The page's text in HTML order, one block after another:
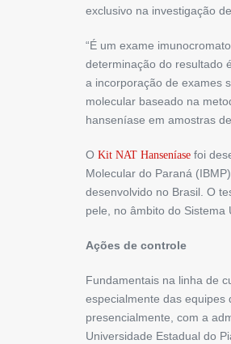
exclusivo na investigação
“É um exame
determinação do resultado
a incorporação de exames
molecular baseado na
hanseníase em amostras
O Kit NAT Hanseníasefoi
Molecular do Paraná
desenvolvido no Brasil. O
pele, no âmbito do Sistema
Ações de controle
Fundamentais na linha de
especialmente das equipes
presencialmente, com a
Universidade Estadual do